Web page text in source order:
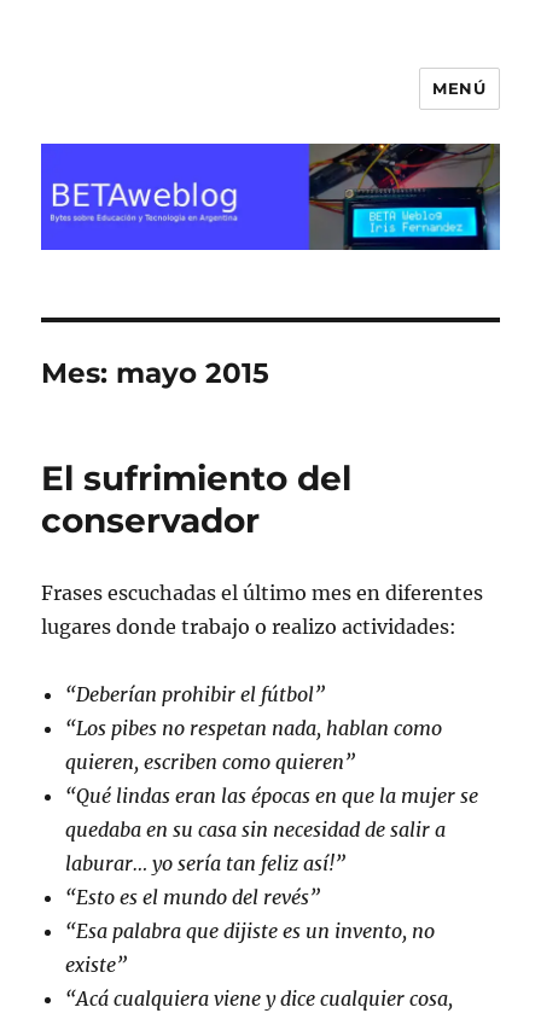
MENÚ
Mes: mayo 2015
El sufrimiento del
conservador
Frases escuchadas el último mes en diferentes
lugares donde trabajo o realizo actividades:
“Deberían prohibir el fútbol”
“Los pibes no respetan nada, hablan como
quieren, escriben como quieren”
“Qué lindas eran las épocas en que la mujer se
quedaba en su casa sin necesidad de salir a
laburar… yo sería tan feliz así!”
“Esto es el mundo del revés”
“Esa palabra que dijiste es un invento, no
existe”
“Acá cualquiera viene y dice cualquier cosa,